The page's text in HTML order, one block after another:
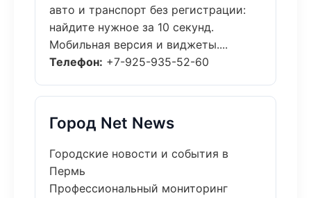
авто и транспорт без регистрации:
найдите нужное за 10 секунд.
Мобильная версия и виджеты....
Телефон: +7-925-935-52-60
Город Net News
Городские новости и события в
Пермь
Профессиональный мониторинг